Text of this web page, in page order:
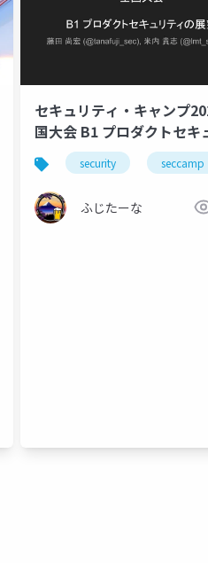
セキュリティ・キャンプ
国大会 B1 プロダクトセキュリテ
ィの展望(#seccamp2024)
security seccamp
ふじたーな